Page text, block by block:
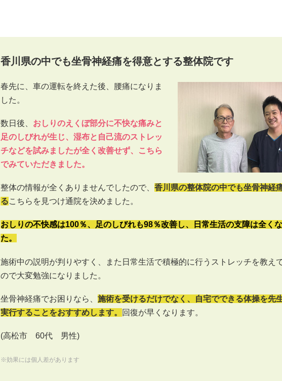
香川県の中でも坐骨神経痛を得意とする整体院です
春先に、車の運転を終えた後、腰痛になりま
した。
数日後、 おしりのえくぼ部分に不快な痛みと
足のしびれが生じ、湿布と自己流のストレッ
チなどを試みましたが全く改善せず、こちら
でみていただきました。
整体の情報が全くありませんでしたので、 香川県の整体院の中でも坐骨神経
るこちらを見つけ通院を決めました。
おしりの不快感は100％、足のしびれも98％改善し、日常生活の支障は全く
た。
施術中の説明が判りやすく、また日常生活で積極的に行うストレッチを教え
ので大変勉強になりました。
坐骨神経痛でお困りなら、 施術を受けるだけでなく、自宅でできる体操を先
実行することをおすすめします。
回復が早くなります。
(高松市 60代 男性)
※効果には個人差があります